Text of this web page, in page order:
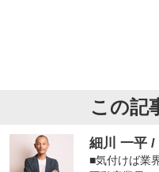
この記
細川 一平 /
■気付けば業